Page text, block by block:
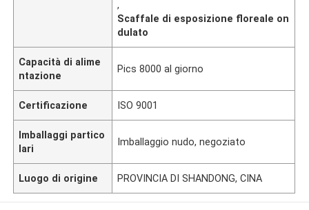
,
Scaffale di esposizione floreale on
dulato
Capacità di alime
ntazione
Pics 8000 al giorno
Certificazione ISO 9001
Imballaggi partico
lari
Imballaggio nudo, negoziato
Luogo di origine PROVINCIA DI SHANDONG, CINA